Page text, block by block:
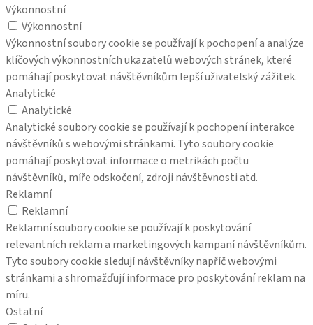
Výkonnostní
Výkonnostní
Výkonnostní soubory cookie se používají k pochopení a analýze
klíčových výkonnostních ukazatelů webových stránek, které
pomáhají poskytovat návštěvníkům lepší uživatelský zážitek.
Analytické
Analytické
Analytické soubory cookie se používají k pochopení interakce
návštěvníků s webovými stránkami. Tyto soubory cookie
pomáhají poskytovat informace o metrikách počtu
návštěvníků, míře odskočení, zdroji návštěvnosti atd.
Reklamní
Reklamní
Reklamní soubory cookie se používají k poskytování
relevantních reklam a marketingových kampaní návštěvníkům.
Tyto soubory cookie sledují návštěvníky napříč webovými
stránkami a shromažďují informace pro poskytování reklam na
míru.
Ostatní